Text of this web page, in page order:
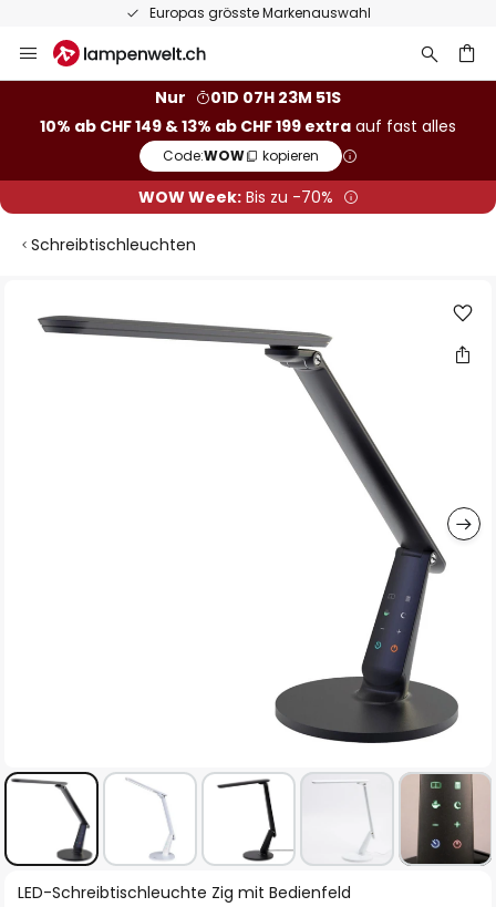
Europas grösste Markenauswahl
Inhalt
Nur
01D 07H 23M 50S
10% ab CHF 149 & 13% ab CHF 199 extra auf fast alles
Code:WOW kopieren
WOW Week:Bis zu -70%
Schreibtischleuchten
Ende
Zum
LED-Schreibtischleuchte Zig mit Bedienfeld